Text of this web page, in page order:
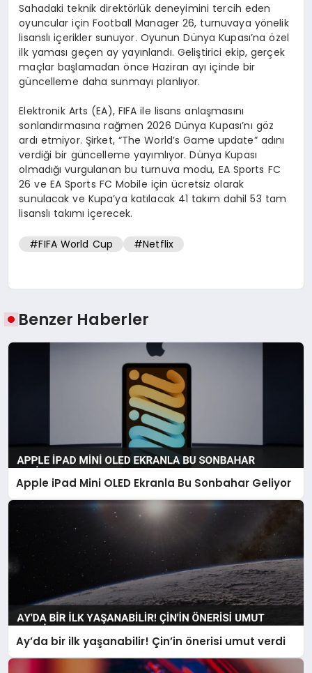
Sahadaki teknik direktörlük deneyimini tercih eden
oyuncular için Football Manager 26, turnuvaya yönelik
lisanslı içerikler sunuyor. Oyunun Dünya Kupası’na özel
ilk yaması geçen ay yayınlandı. Geliştirici ekip, gerçek
maçlar başlamadan önce Haziran ayı içinde bir
güncelleme daha sunmayı planlıyor.
Elektronik Arts (EA), FIFA ile lisans anlaşmasını
sonlandırmasına rağmen 2026 Dünya Kupası’nı göz
ardı etmiyor. Şirket, “The World’s Game update” adını
verdiği bir güncelleme yayımlıyor. Dünya Kupası
olmadığı vurgulanan bu turnuva modu, EA Sports FC
26 ve EA Sports FC Mobile için ücretsiz olarak
sunulacak ve Kupa’ya katılacak 41 takım dahil 53 tam
lisanslı takımı içerecek.
#FIFA World Cup #Netflix
Benzer Haberler
Apple iPad Mini OLED Ekranla Bu Sonbahar Geliyor
Ay’da bir ilk yaşanabilir! Çin’in önerisi umut verdi